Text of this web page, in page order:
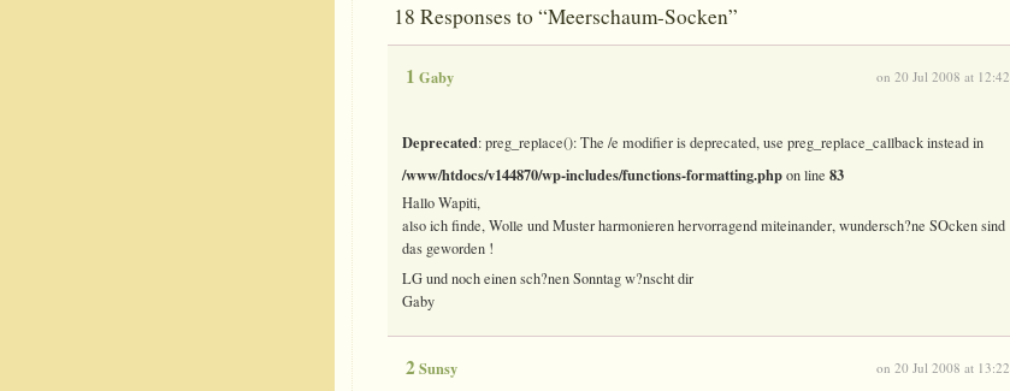
18 Responses to “Meerschaum-Socken”
on 20 Jul 2008 at 12:42
1 Gaby
Deprecated: preg_replace(): The /e modifier is deprecated, use preg_replace_callback instead in
/www/htdocs/v144870/wp-includes/functions-formatting.phpon line 83
Hallo Wapiti,
also ich finde, Wolle und Muster harmonieren hervorragend miteinander, wundersch?ne SOcken sind
das geworden !
LG und noch einen sch?nen Sonntag w?nscht dir
Gaby
on 20 Jul 2008 at 13:22
2Sunsy